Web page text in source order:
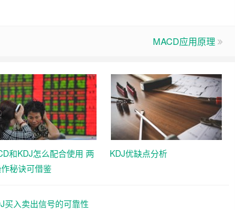
MACD应用原理
和KDJ怎么配合使用 两
秘诀可借鉴
KDJ优缺点分析
买入卖出信号的可靠性